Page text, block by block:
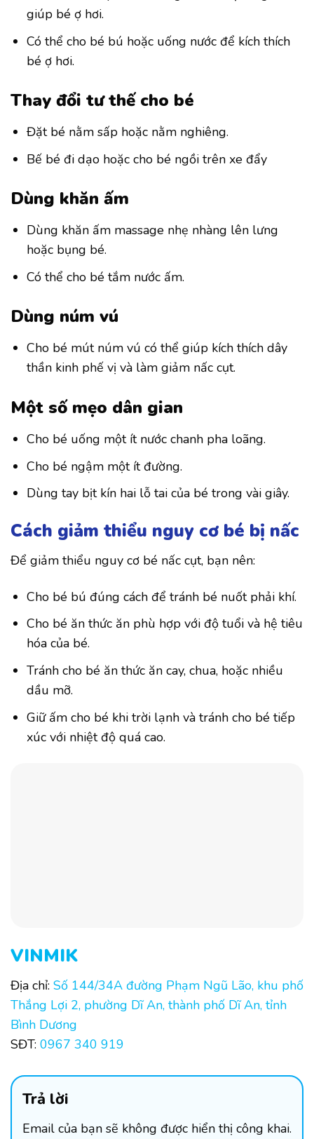
giúp bé ợ hơi.
Có thể cho bé bú hoặc uống nước để kích thích
bé ợ hơi.
Thay đổi tư thế cho bé
Đặt bé nằm sấp hoặc nằm nghiêng.
Bế bé đi dạo hoặc cho bé ngồi trên xe đẩy
Dùng khăn ấm
Dùng khăn ấm massage nhẹ nhàng lên lưng
hoặc bụng bé.
Có thể cho bé tắm nước ấm.
Dùng núm vú
Cho bé mút núm vú có thể giúp kích thích dây
thần kinh phế vị và làm giảm nấc cụt.
Một số mẹo dân gian
Cho bé uống một ít nước chanh pha loãng.
Cho bé ngậm một ít đường.
Dùng tay bịt kín hai lỗ tai của bé trong vài giây.
Cách giảm thiểu nguy cơ bé bị nấc
Để giảm thiểu nguy cơ bé nấc cụt, bạn nên:
Cho bé bú đúng cách để tránh bé nuốt phải khí.
Cho bé ăn thức ăn phù hợp với độ tuổi và hệ tiêu
hóa của bé.
Tránh cho bé ăn thức ăn cay, chua, hoặc nhiều
dầu mỡ.
Giữ ấm cho bé khi trời lạnh và tránh cho bé tiếp
xúc với nhiệt độ quá cao.
VINMIK
Địa chỉ: Số 144/34A đường Phạm Ngũ Lão, khu phố
Thắng Lợi 2, phường Dĩ An, thành phố Dĩ An, tỉnh
Bình Dương
SĐT: 0967 340 919
Trả lời
Email của bạn sẽ không được hiển thị công khai.